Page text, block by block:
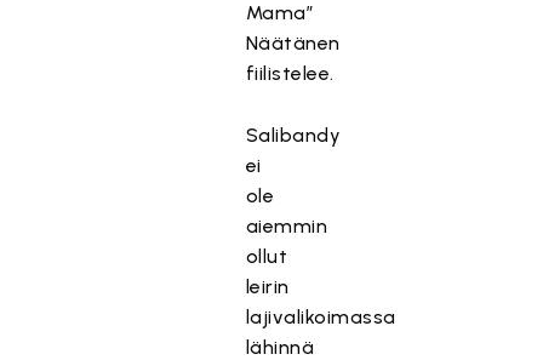
Mama”
Näätänen
fiilistelee.
Salibandy
ei
ole
aiemmin
ollut
leirin
lajivalikoimassa
lähinnä